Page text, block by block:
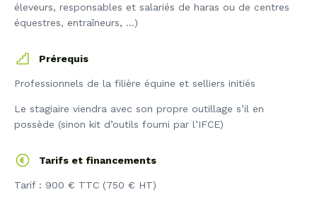
éleveurs, responsables et salariés de haras ou de centres
équestres, entraîneurs, …)
Prérequis
Professionnels de la filière équine et selliers initiés
Le stagiaire viendra avec son propre outillage s’il en
possède (sinon kit d’outils fourni par l’IFCE)
Tarifs et financements
Tarif : 900 € TTC (750 € HT)